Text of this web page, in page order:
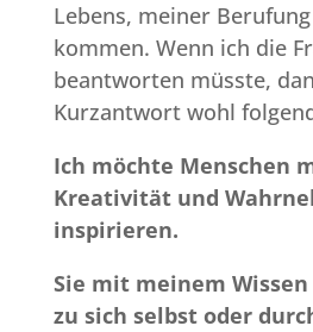
Lebens, meiner
kommen. Wenn ich die
beantworten müsste,
Kurzantwort wohl
Ich möchte Menschen
Kreativität und
inspirieren.
Sie mit meinem
zu sich selbst oder